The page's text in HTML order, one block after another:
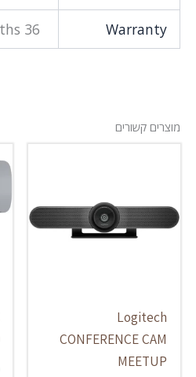
Warranty
36 months
מוצרים קשורים
Logitech
CONFERENCE CAM
MEETUP